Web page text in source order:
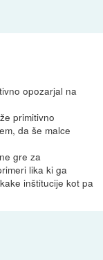
opozarjal na
primitivno
da še malce
gre za
lika ki ga
inštitucije kot pa